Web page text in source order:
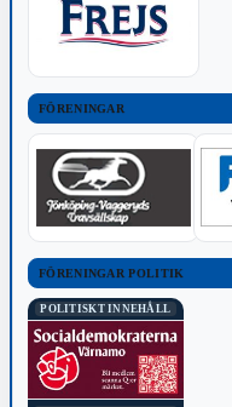
FÖRENINGAR
FÖRENINGAR POLITIK
POLITISKT INNEHÅLL